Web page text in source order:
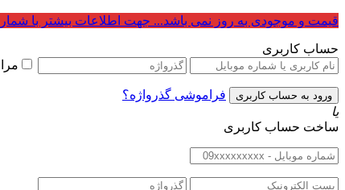
قیمت و موجودی به روز نمی باشد... جهت اطلاعات بیشتر با
حساب کاربری
فراموشی گذرواژه؟
یا
ساخت حساب کاربری